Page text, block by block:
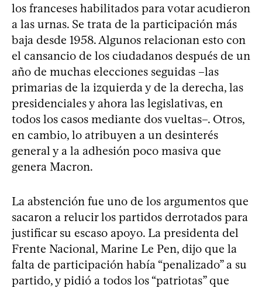
los franceses habilitados para votar acudieron
a las urnas. Se trata de la participación más
baja desde 1958. Algunos relacionan esto con
el cansancio de los ciudadanos después de un
año de muchas elecciones seguidas –las
primarias de la izquierda y de la derecha, las
presidenciales y ahora las legislativas, en
todos los casos mediante dos vueltas–. Otros,
en cambio, lo atribuyen a un desinterés
general y a la adhesión poco masiva que
genera Macron.
La abstención fue uno de los argumentos que
sacaron a relucir los partidos derrotados para
justificar su escaso apoyo. La presidenta del
Frente Nacional, Marine Le Pen, dijo que la
falta de participación había “penalizado” a su
partido, y pidió a todos los “patriotas” que